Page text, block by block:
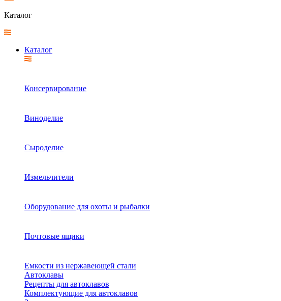
Каталог
Каталог
Консервирование
Виноделие
Сыроделие
Измельчители
Оборудование для охоты и рыбалки
Почтовые ящики
Емкости из нержавеющей стали
Автоклавы
Рецепты для автоклавов
Комплектующие для автоклавов